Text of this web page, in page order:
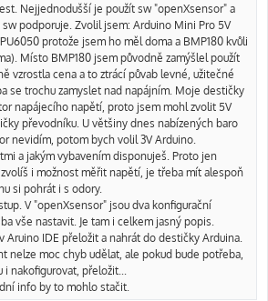
Nejjednodušší je použít sw "openXsensor" a
podporuje. Zvolil jsem: Arduino Mini Pro 5V
protože jsem ho měl doma a BMP180 kvůli
Místo BMP180 jsem původně zamýšlel použít
vzrostla cena a to ztrácí půvab levné, užitečné
se trochu zamyslet nad napájním. Moje destičky
napájecího napětí, proto jsem mohl zvolit 5V
převodníku. U většiny dnes nabízených baro
nevidím, potom bych volil 3V Arduino.
a jakým vybavením disponuješ. Proto jen
i možnost měřit napětí, je třeba mít alespoň
si pohrát i s odory.
V "openXsensor" jsou dva konfigurační
vše nastavit. Je tam i celkem jasný popis.
Aruino IDE přeložit a nahrát do destičky Arduina.
nelze moc chyb udělat, ale pokud bude potřeba,
i nakofigurovat, přeložit...
info by to mohlo stačit.